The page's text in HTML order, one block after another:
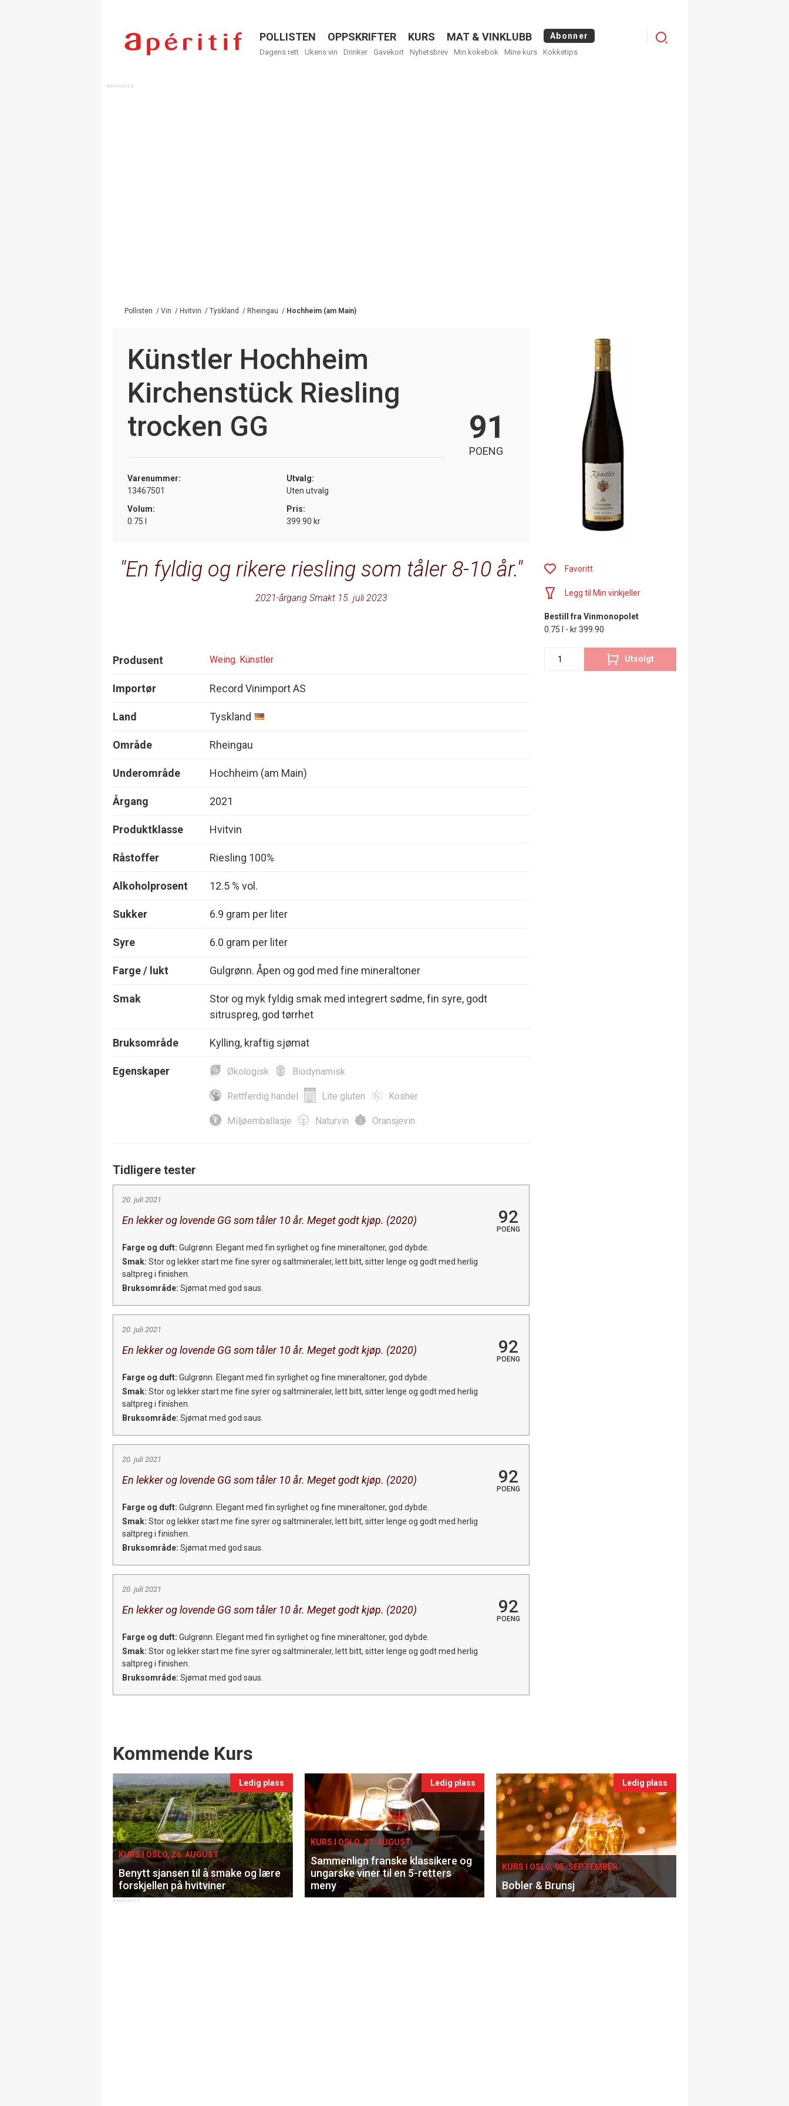
Menu
POLLISTEN OPPSKRIFTER KURS MAT & VINKLUBB Abonner
Dagens rett Ukens vin Drinker Gavekort Nyhetsbrev Min kokebok Mine kurs Kokketips
Menu
Pollisten / Vin / Hvitvin / Tyskland / Rheingau / Hochheim (am Main)
Künstler Hochheim
Kirchenstück Riesling
trocken GG
Varenummer:
13467501
Utvalg:
Uten utvalg
Volum:
0.75 l
Pris:
399.90 kr
91
POENG
En fyldig og rikere riesling som tåler 8-10 år.
2021-årgang Smakt 15. juli 2023
Produsent Weing. Künstler
Importør Record Vinimport AS
Land Tyskland
Område Rheingau
Underområde Hochheim (am Main)
Årgang 2021
Produktklasse Hvitvin
Råstoffer Riesling 100%
Alkoholprosent 12.5 % vol.
Sukker 6.9 gram per liter
Syre 6.0 gram per liter
Farge / lukt Gulgrønn. Åpen og god med fine mineraltoner
Smak
Stor og myk fyldig smak med integrert sødme, fin syre, godt
sitruspreg, god tørrhet
Bruksområde Kylling, kraftig sjømat
Egenskaper Økologisk Biodynamisk
Rettferdig handel Lite gluten Kosher
Miljøemballasje Naturvin Oransjevin
Tidligere tester
20. juli 2021
En lekker og lovende GG som tåler 10 år. Meget godt kjøp. (2020) 92
POENG
Farge og duft: Gulgrønn. Elegant med fin syrlighet og fine mineraltoner, god dybde.
Smak: Stor og lekker start me fine syrer og saltmineraler, lett bitt, sitter lenge og godt med herlig
saltpreg i finishen.
Bruksområde: Sjømat med god saus.
20. juli 2021
En lekker og lovende GG som tåler 10 år. Meget godt kjøp. (2020) 92
POENG
Farge og duft: Gulgrønn. Elegant med fin syrlighet og fine mineraltoner, god dybde.
Smak: Stor og lekker start me fine syrer og saltmineraler, lett bitt, sitter lenge og godt med herlig
saltpreg i finishen.
Bruksområde: Sjømat med god saus.
20. juli 2021
En lekker og lovende GG som tåler 10 år. Meget godt kjøp. (2020) 92
POENG
Farge og duft: Gulgrønn. Elegant med fin syrlighet og fine mineraltoner, god dybde.
Smak: Stor og lekker start me fine syrer og saltmineraler, lett bitt, sitter lenge og godt med herlig
saltpreg i finishen.
Bruksområde: Sjømat med god saus.
20. juli 2021
En lekker og lovende GG som tåler 10 år. Meget godt kjøp. (2020) 92
POENG
Farge og duft: Gulgrønn. Elegant med fin syrlighet og fine mineraltoner, god dybde.
Smak: Stor og lekker start me fine syrer og saltmineraler, lett bitt, sitter lenge og godt med herlig
saltpreg i finishen.
Bruksområde: Sjømat med god saus.
Favoritt
Legg til Min vinkjeller
Bestill fra Vinmonopolet
0.75 l - kr 399.90
Utsolgt
Events
Kommende Kurs
Ledig plass
KURS I OSLO, 26. AUGUST
Benytt sjansen til å smake og lære
forskjellen på hvitviner
Ledig plass
KURS I OSLO, 27. AUGUST
Sammenlign franske klassikere og
ungarske viner til en 5-retters
meny
Ledig plass
KURS I OSLO, 05. SEPTEMBER
Bobler & Brunsj